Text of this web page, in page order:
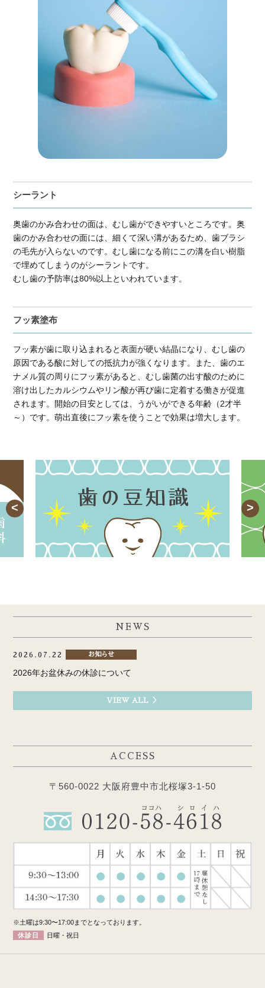
シーラント
奥歯のかみ合わせの面は、むし歯ができやすいところです。奥
歯のかみ合わせの面には、細くて深い溝があるため、歯ブラシ
の毛先が入らないのです。むし歯になる前にこの溝を白い樹脂
で埋めてしまうのがシーラントです。
むし歯の予防率は80%以上といわれています。
フッ素塗布
フッ素が歯に取り込まれると表面が硬い結晶になり、むし歯の
原因である酸に対しての抵抗力が強くなります。また、歯のエ
ナメル質の周りにフッ素があると、むし歯菌の出す酸のために
溶け出したカルシウムやリン酸が再び歯に定着する働きが促進
されます。開始の目安としては、うがいができる年齢（2才半
～）です。萌出直後にフッ素を使うことで効果は増大します。
NEWS
2026.07.22 お知らせ
2026年お盆休みの休診について
VIEW ALL ＞
ACCESS
〒560-0022 大阪府豊中市北桜塚3-1-50
※土曜は9:30〜17:00までとなっております。
休診日
日曜・祝日